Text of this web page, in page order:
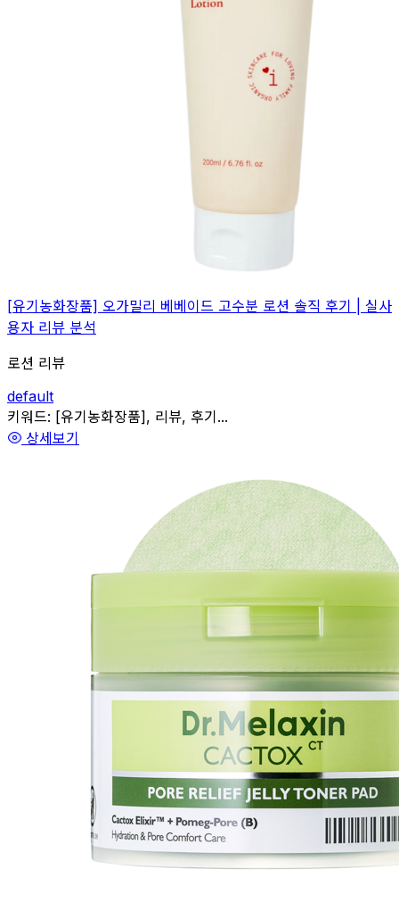
[유기농화장품] 오가밀리 베베이드 고수분 로션 솔직 후기 | 실사
용자 리뷰 분석
로션 리뷰
default
관련
키워드: [유기농화장품], 리뷰, 후기...
상세보기